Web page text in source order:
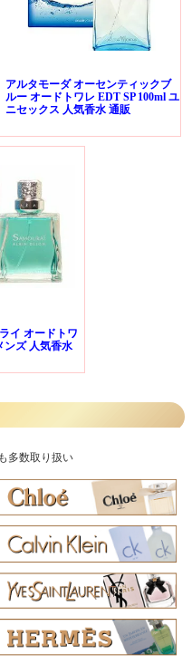
アルタモーダ オーセンティックブ
ルー オードトワレ EDT SP 100ml ユ
ニセックス 人気香水 通販
イ オードトワ
ンズ 人気香水
多数取り扱い